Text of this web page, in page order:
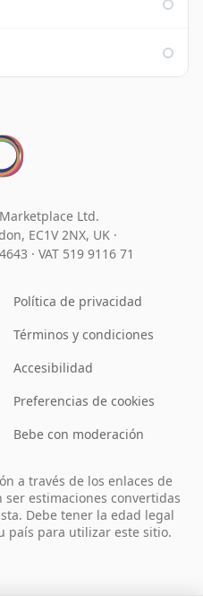
Ltd.
EC1V 2NX, UK ·
· VAT 519 9116 71
Política de privacidad
Términos y condiciones
Accesibilidad
Preferencias de cookies
Bebe con moderación
a través de los enlaces de
estimaciones convertidas
Debe tener la edad legal
país para utilizar este sitio.